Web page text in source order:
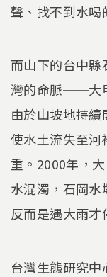
聲、找不到水喝
而山下的台中
灣的命脈──大
由於山坡地持
使水土流失至河
重。2000年，
水混濁，石岡
反而是遇大雨才
台灣生態研究